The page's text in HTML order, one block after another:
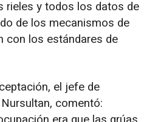
rieles y todos los datos de
de los mecanismos de
con los estándares de
el jefe de
comentó: